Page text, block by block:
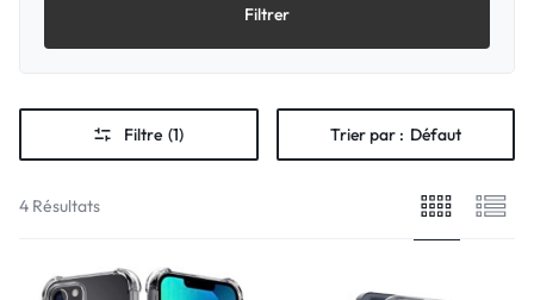
Filtrer
Filtre (1) Trier par : Défaut
4 Résultats